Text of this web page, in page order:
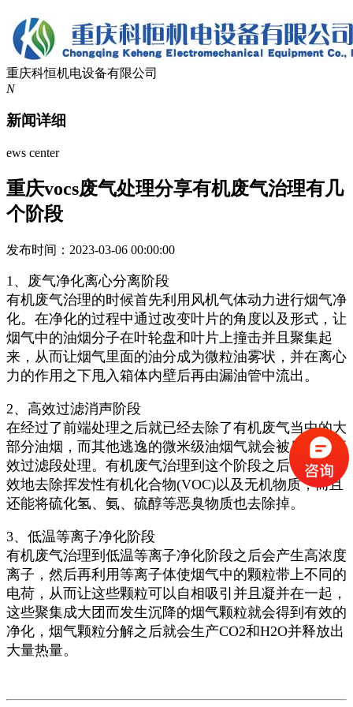
重庆科恒机电设备有限公司
N
新闻详细
ews center
重庆vocs废气处理分享有机废气治理有几
个阶段
发布时间：2023-03-06 00:00:00
1、废气净化离心分离阶段
有机废气治理的时候首先利用风机气体动力进行烟气净
化。在净化的过程中通过改变叶片的角度以及形式，让
烟气中的油烟分子在叶轮盘和叶片上撞击并且聚集起
来，从而让烟气里面的油分成为微粒油雾状，并在离心
力的作用之下甩入箱体内壁后再由漏油管中流出。
2、高效过滤消声阶段
在经过了前端处理之后就已经去除了有机废气当中的大
部分油烟，而其他逃逸的微米级油烟气就会被后置的高
效过滤段处理。有机废气治理到这个阶段之后，可以有
效地去除挥发性有机化合物(VOC)以及无机物质，而且
还能将硫化氢、氨、硫醇等恶臭物质也去除掉。
3、低温等离子净化阶段
有机废气治理到低温等离子净化阶段之后会产生高浓度
离子，然后再利用等离子体使烟气中的颗粒带上不同的
电荷，从而让这些颗粒可以自相吸引并且凝并在一起，
这些聚集成大团而发生沉降的烟气颗粒就会得到有效的
净化，烟气颗粒分解之后就会生产CO2和H2O并释放出
大量热量。